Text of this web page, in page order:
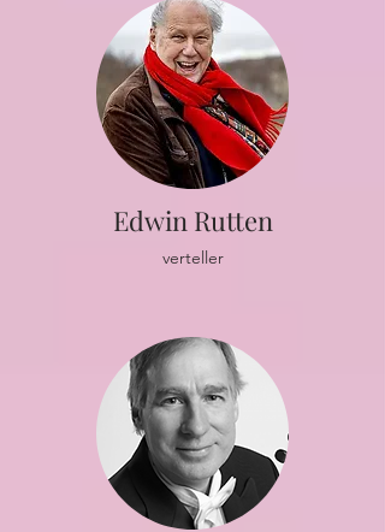
Edwin Rutten
verteller